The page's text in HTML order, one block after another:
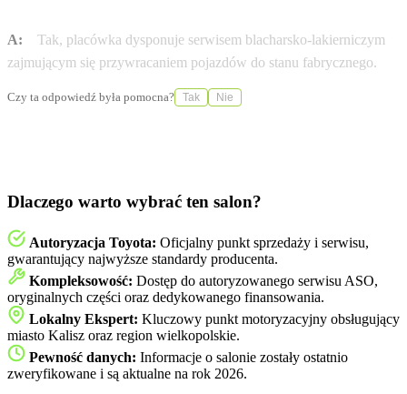
A:
Tak, placówka dysponuje serwisem blacharsko-lakierniczym
zajmującym się przywracaniem pojazdów do stanu fabrycznego.
Czy ta odpowiedź była pomocna? Tak Nie
Dlaczego warto wybrać ten salon?
Autoryzacja Toyota: Oficjalny punkt sprzedaży i serwisu,
gwarantujący najwyższe standardy producenta.
Kompleksowość: Dostęp do autoryzowanego serwisu ASO,
oryginalnych części oraz dedykowanego finansowania.
Lokalny Ekspert: Kluczowy punkt motoryzacyjny obsługujący
miasto Kalisz oraz region wielkopolskie.
Pewność danych: Informacje o salonie zostały ostatnio
zweryfikowane i są aktualne na rok 2026.